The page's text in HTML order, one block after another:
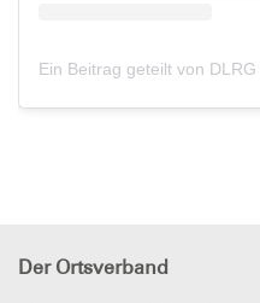
Der Ortsverband